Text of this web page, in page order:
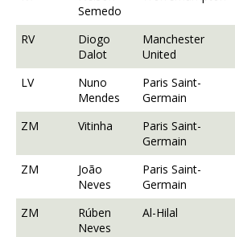
Semedo
RV
Diogo
Dalot
Manchester
United
LV
Nuno
Mendes
Paris Saint-
Germain
ZM Vitinha
Paris Saint-
Germain
ZM
João
Neves
Paris Saint-
Germain
ZM
Rúben
Neves
Al-Hilal